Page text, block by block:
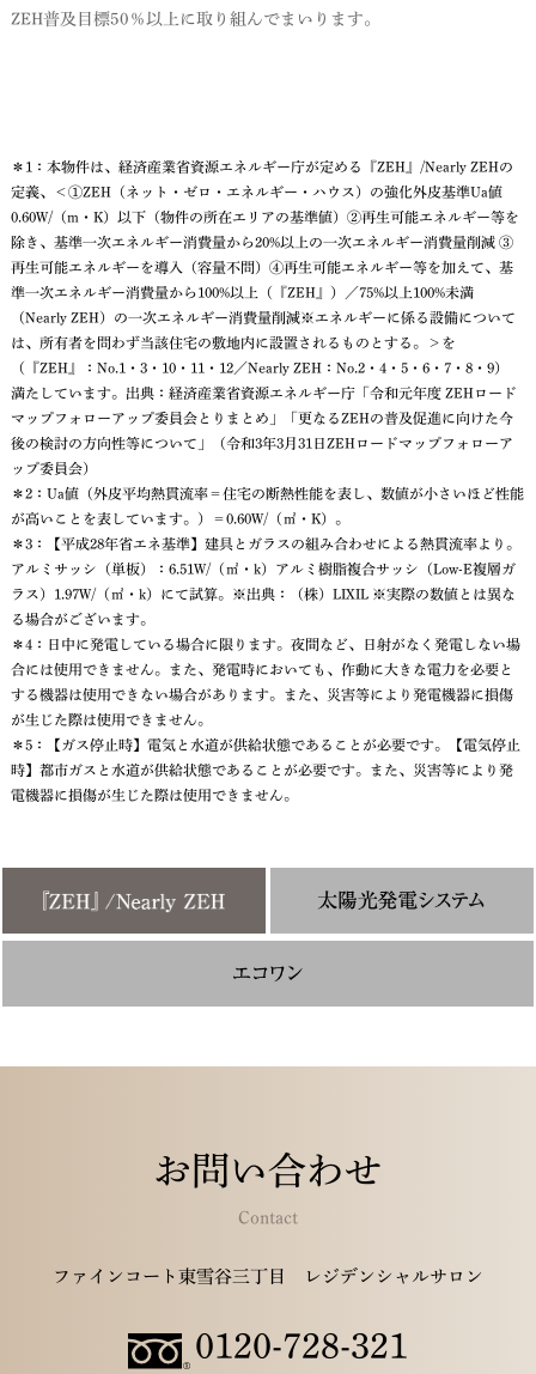
ZEH普及目標50％以上に取り組んでまいります。
＊1：本物件は、経済産業省資源エネルギー庁が定める『ZEH』/Nearly ZEHの
定義、＜①ZEH（ネット・ゼロ・エネルギー・ハウス）の強化外皮基準Ua値
0.60W/（m・K）以下（物件の所在エリアの基準値）②再生可能エネルギー等を
除き、基準一次エネルギー消費量から20%以上の一次エネルギー消費量削減 ③
再生可能エネルギーを導入（容量不問）④再生可能エネルギー等を加えて、基
準一次エネルギー消費量から100%以上（『ZEH』）／75%以上100%未満
（Nearly ZEH）の一次エネルギー消費量削減※エネルギーに係る設備について
は、所有者を問わず当該住宅の敷地内に設置されるものとする。＞を
（『ZEH』：No.1・3・10・11・12／Nearly ZEH：No.2・4・5・6・7・8・9）
満たしています。出典：経済産業省資源エネルギー庁「令和元年度 ZEHロード
マップフォローアップ委員会とりまとめ」「更なるZEHの普及促進に向けた今
後の検討の方向性等について」（令和3年3月31日ZEHロードマップフォローア
ップ委員会）
＊2：Ua値（外皮平均熱貫流率＝住宅の断熱性能を表し、数値が小さいほど性能
が高いことを表しています。）＝0.60W/（㎡・K）。
＊3：【平成28年省エネ基準】建具とガラスの組み合わせによる熱貫流率より。
アルミサッシ（単板）：6.51W/（㎡・k）アルミ樹脂複合サッシ（Low-E複層ガ
ラス）1.97W/（㎡・k）にて試算。※出典：（株）LIXIL ※実際の数値とは異な
る場合がございます。
＊4：日中に発電している場合に限ります。夜間など、日射がなく発電しない場
合には使用できません。また、発電時においても、作動に大きな電力を必要と
する機器は使用できない場合があります。また、災害等により発電機器に損傷
が生じた際は使用できません。
＊5：【ガス停止時】電気と水道が供給状態であることが必要です。【電気停止
時】都市ガスと水道が供給状態であることが必要です。また、災害等により発
電機器に損傷が生じた際は使用できません。
お問い合わせ
Contact
ファインコート東雪谷三丁目 レジデンシャルサロン
0120-728-321